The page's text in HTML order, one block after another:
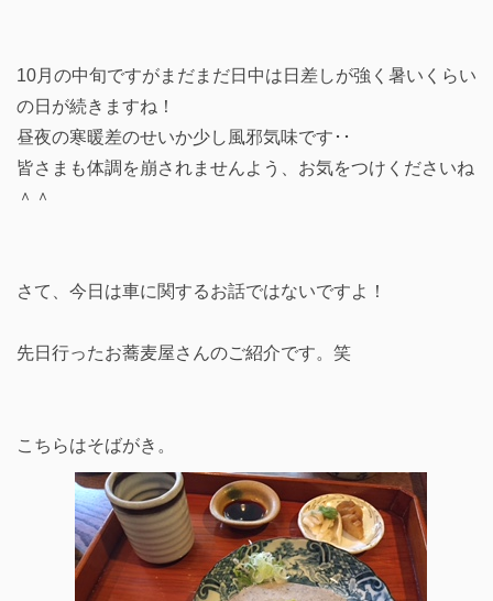
10月の中旬ですがまだまだ日中は日差しが強く暑いくらい
の日が続きますね！
昼夜の寒暖差のせいか少し風邪気味です･･
皆さまも体調を崩されませんよう、お気をつけくださいね
＾＾
さて、今日は車に関するお話ではないですよ！
先日行ったお蕎麦屋さんのご紹介です。笑
こちらはそばがき。